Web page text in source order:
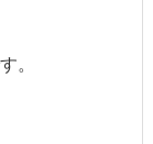
。